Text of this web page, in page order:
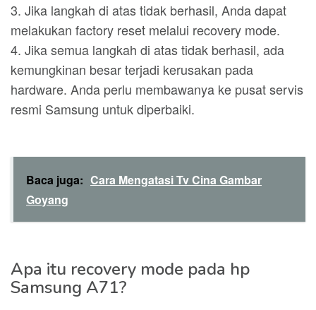
3. Jika langkah di atas tidak berhasil, Anda dapat
melakukan factory reset melalui recovery mode.
4. Jika semua langkah di atas tidak berhasil, ada
kemungkinan besar terjadi kerusakan pada
hardware. Anda perlu membawanya ke pusat servis
resmi Samsung untuk diperbaiki.
Baca juga: Cara Mengatasi Tv Cina Gambar
Goyang
Apa itu recovery mode pada hp
Samsung A71?